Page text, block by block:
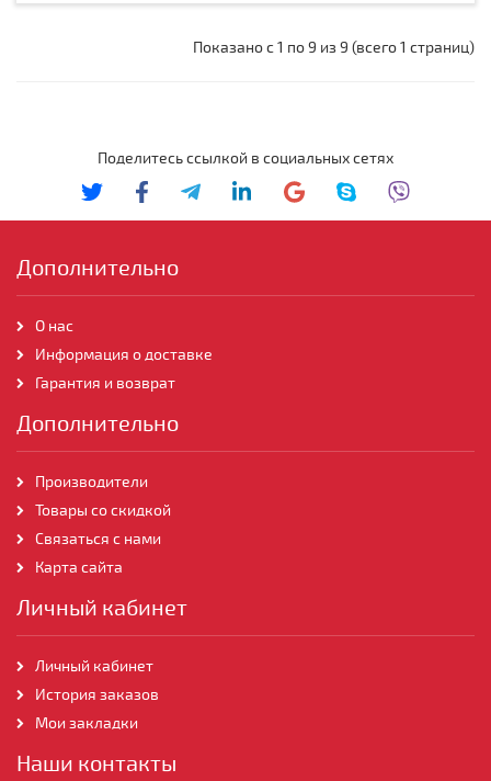
Показано с 1 по 9 из 9 (всего 1 страниц)
Поделитесь ссылкой в социальных сетях
Дополнительно
О нас
Информация о доставке
Гарантия и возврат
Дополнительно
Производители
Товары со скидкой
Связаться с нами
Карта сайта
Личный кабинет
Личный кабинет
История заказов
Мои закладки
Наши контакты